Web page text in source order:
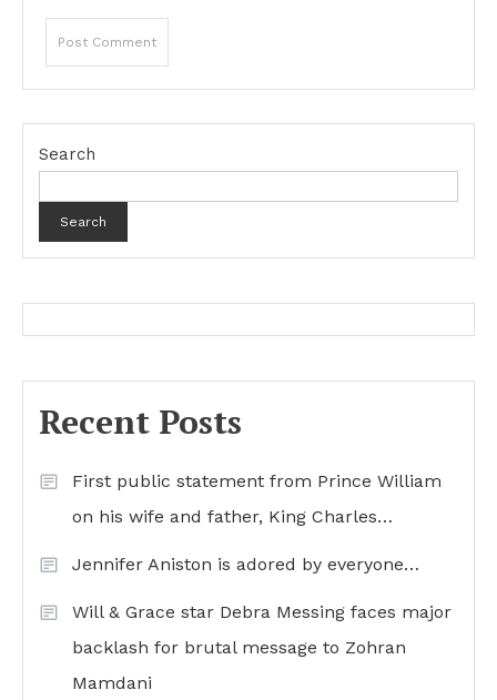
Search
Search
Recent Posts
First public statement from Prince William
on his wife and father, King Charles…
Jennifer Aniston is adored by everyone…
Will & Grace star Debra Messing faces major
backlash for brutal message to Zohran
Mamdani